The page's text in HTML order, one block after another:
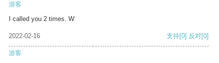
游客
I called you 2 times. W
2022-02-16 支持[0] 反对[0]
游客